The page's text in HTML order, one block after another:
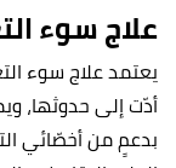
علاج سوء
يعتمد علاج سوء
أدّت إلى حدوثها،
بدعمٍ من أخصّائي